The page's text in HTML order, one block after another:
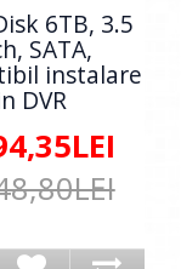
6TB, 3.5
SATA,
instalare
DVR